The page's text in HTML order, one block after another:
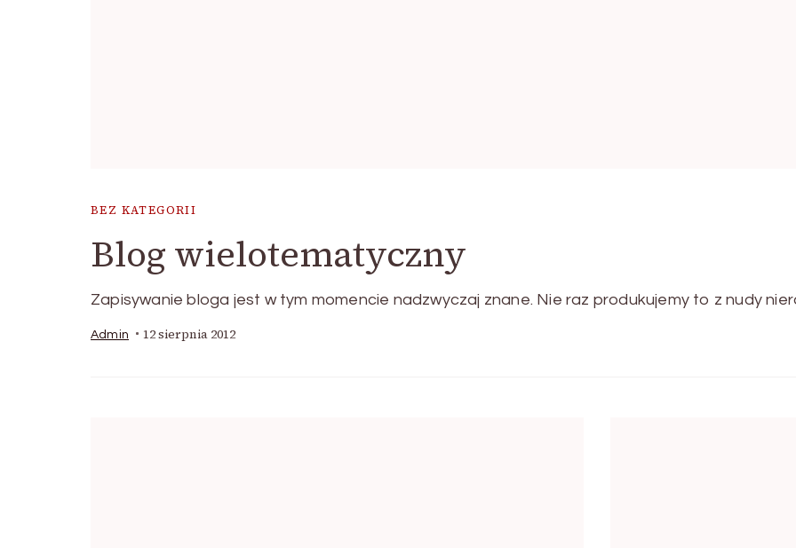
BEZ KATEGORII
Blog wielotematyczny
Zapisywanie bloga jest w tym momencie nadzwyczaj znane. Nie raz produkujemy to z nudy
Admin 12 sierpnia 2012